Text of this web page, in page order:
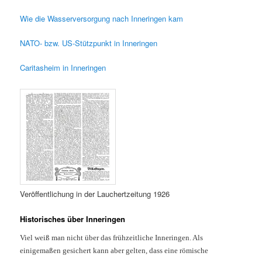
Wie die Wasserversorgung nach Inneringen kam
NATO- bzw. US-Stützpunkt in Inneringen
Caritasheim in Inneringen
Veröffentlichung in der Lauchertzeitung 1926
Historisches über Inneringen
Viel weiß man nicht über das frühzeitliche Inneringen. Als
einigemaßen gesichert kann aber gelten, dass eine römische